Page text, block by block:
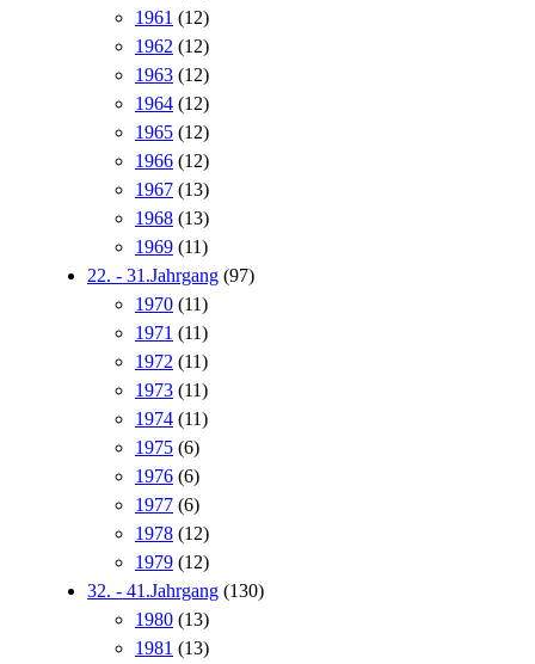
1961 (12)
1962 (12)
1963 (12)
1964 (12)
1965 (12)
1966 (12)
1967 (13)
1968 (13)
1969 (11)
22. - 31.Jahrgang (97)
1970 (11)
1971 (11)
1972 (11)
1973 (11)
1974 (11)
1975 (6)
1976 (6)
1977 (6)
1978 (12)
1979 (12)
32. - 41.Jahrgang (130)
1980 (13)
1981 (13)